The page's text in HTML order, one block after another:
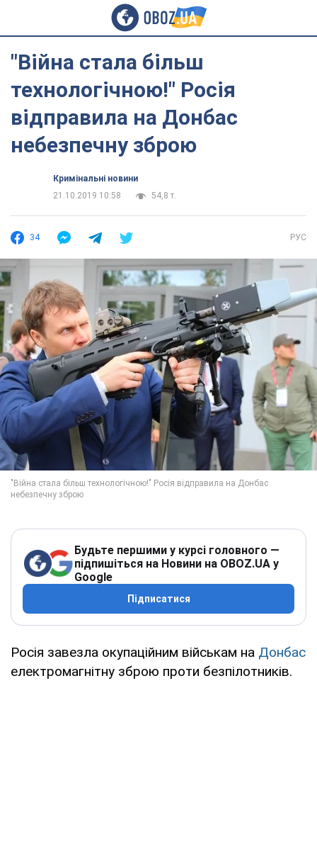
"Війна стала більш
технологічною!" Росія
відправила на Донбас
небезпечну зброю
Кримінальні новини
21.10.2019 10:58
54,8 т.
34 РУС
Будьте першими у курсі головного —
підпишіться на Новини на OBOZ.UA у
Google
Підписатися
Росія завезла окупаційним військам на Донбас
електромагнітну зброю проти безпілотників.